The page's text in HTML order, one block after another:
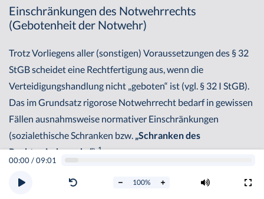
00:00/09:01
100%
Einschränkungen des Notwehrrechts
(Gebotenheit der Notwehr)
Trotz Vorliegens aller (sonstigen) Voraussetzungen des § 32
StGB scheidet eine Rechtfertigung aus, wenn die
Verteidigungshandlung nicht „geboten“ ist (vgl. § 32 I StGB).
Das im Grundsatz rigorose Notwehrrecht bedarf in gewissen
Fällen ausnahmsweise normativer Einschränkungen
(sozialethische Schranken bzw. „Schranken des
Rechtsmissbrauchs“).1
Aufgrund der Gebotenheit kann das Notwehrrecht